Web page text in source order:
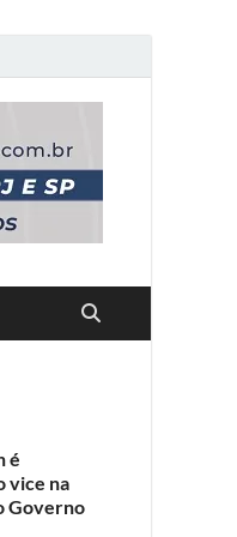
é
vice na
Governo